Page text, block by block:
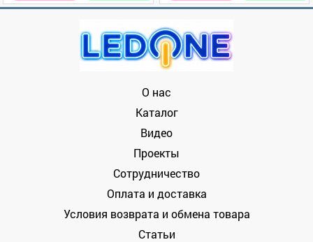
О нас
Каталог
Видео
Проекты
Сотрудничество
Оплата и доставка
Условия возврата и обмена товара
Статьи